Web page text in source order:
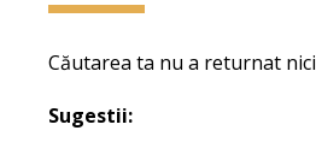
Căutarea ta nu a returnat
Sugestii: